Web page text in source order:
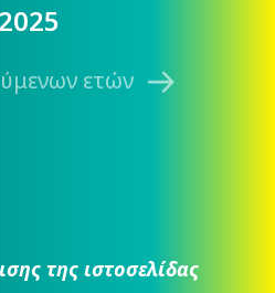
ετών
της ιστοσελίδας